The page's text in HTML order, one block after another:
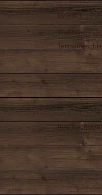
Eintritt:
Webseite:
Ihre Nachricht